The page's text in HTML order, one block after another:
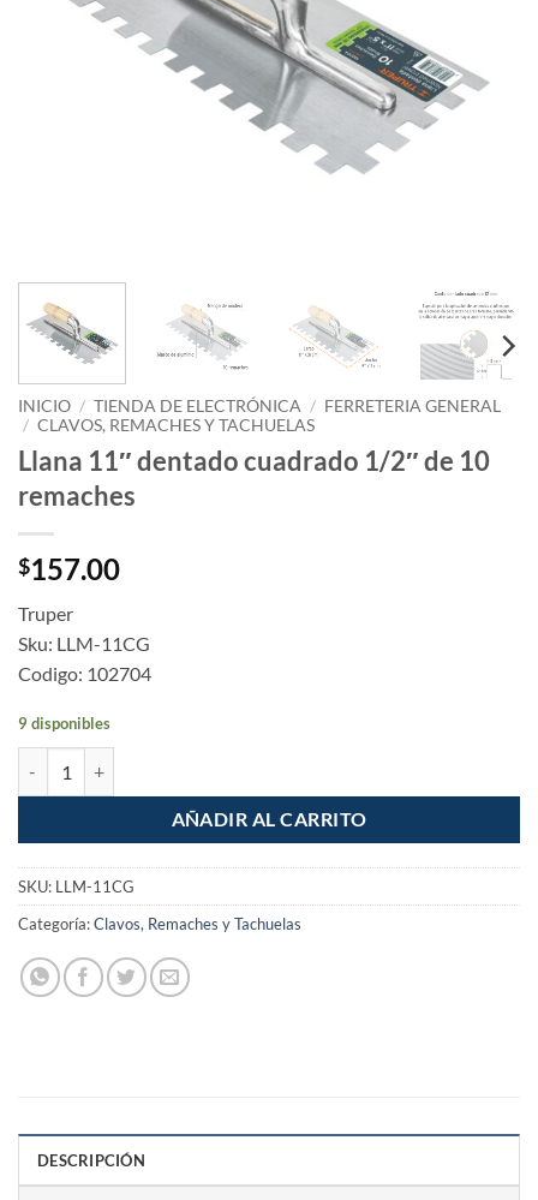
INICIO / TIENDA DE ELECTRÓNICA / FERRETERIA GENERAL
/ CLAVOS, REMACHES Y TACHUELAS
Llana 11″ dentado cuadrado 1/2″ de 10
remaches
$157.00
Truper
Sku: LLM-11CG
Codigo: 102704
9 disponibles
AÑADIR AL CARRITO
SKU: LLM-11CG
Categoría:Clavos, Remaches y Tachuelas
DESCRIPCIÓN